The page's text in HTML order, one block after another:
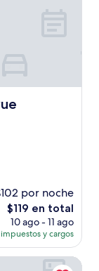
por noche
El
precio
actual
es
de
$119 en total
10 ago - 11 ago
y cargos